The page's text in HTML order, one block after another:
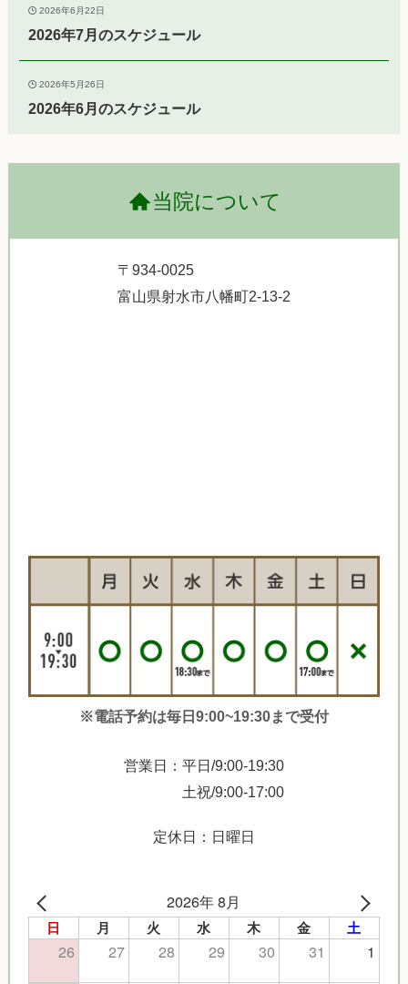
2026年6月22日
2026年7月のスケジュール
2026年5月26日
2026年6月のスケジュール
当院について
〒934-0025
富山県射水市八幡町2-13-2
※電話予約は毎日9:00~19:30まで受付
営業日：平日/9:00-19:30
土祝/9:00-17:00
定休日：日曜日
2026年 8月
日 月 火 水 木 金 土
26 27 28 29 30 31
1